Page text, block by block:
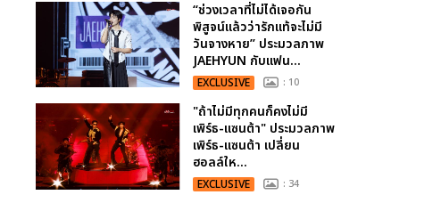
“ช่วงเวลาที่ไม่ได้เจอกัน
พิสูจน์แล้วว่ารักแท้จะไม่มี
วันจางหาย” ประมวลภาพ
JAEHYUN กับแฟน...
EXCLUSIVE : 10
"ถ้าไม่มีทุกคนก็คงไม่มี
เพิร์ธ-แซนต้า" ประมวลภาพ
เพิร์ธ-แซนต้า เปลี่ยน
ฮอลล์ให...
EXCLUSIVE : 34